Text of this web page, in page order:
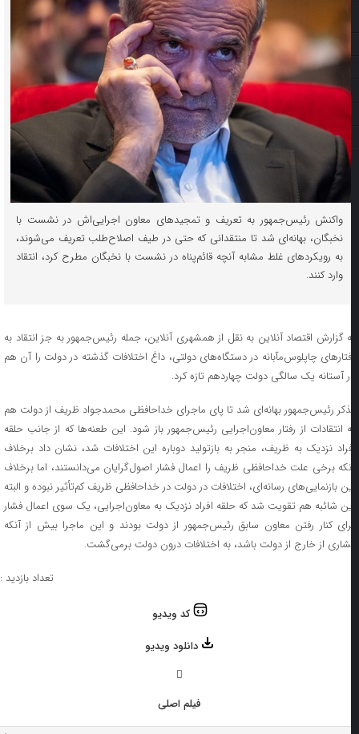
واکنش رئیس‌جمهور به تعریف و تمجیدهای معاون اجرایی‌اش در نشست با
نخبگان، بهانه‌ای شد تا منتقدانی که حتی در طیف اصلاح‌طلب تعریف می‌شوند،
به رویکردهای غلط مشابه آنچه قائم‌پناه در نشست با نخبگان مطرح کرد، انتقاد
وارد کنند.
گزارش اقتصاد آنلاین به نقل از همشهری آنلاین، جمله رئیس‌جمهور به جز انتقاد به
چاپلوس‌مآبانه در دستگاه‌های دولتی، داغ اختلافات گذشته در دولت را آن هم
آستانه یک سالگی دولت چهاردهم تازه کرد.
رئیس‌جمهور بهانه‌ای شد تا پای ماجرای خداحافظی محمدجواد ظریف از دولت هم
انتقادات از رفتار معاون‌اجرایی رئیس‌جمهور باز شود. این طعنه‌ها که از جانب حلقه
نزدیک به ظریف، منجر به بازتولید دوباره این اختلافات شد، نشان داد برخلاف
برخی علت خداحافظی ظریف را اعمال فشار اصول‌گرایان می‌دانستند، اما برخلاف
بازنمایی‌های رسانه‌ای، اختلافات در دولت در خداحافظی ظریف کم‌تأثیر نبوده و البته
شائبه هم تقویت شد که حلقه افراد نزدیک به معاون‌اجرایی، یک سوی اعمال فشار
کنار رفتن معاون سابق رئیس‌جمهور از دولت بودند و این ماجرا بیش از آنکه
از خارج از دولت باشد، به اختلافات درون دولت برمی‌گشت.
تعداد بازدید : ۰
کد ویدیو
دانلود ویدیو
فیلم اصلی